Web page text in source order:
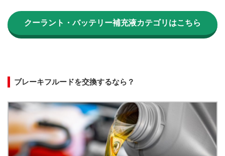
クーラント・バッテリー補充液カテゴリはこちら
ブレーキフルードを交換するなら？